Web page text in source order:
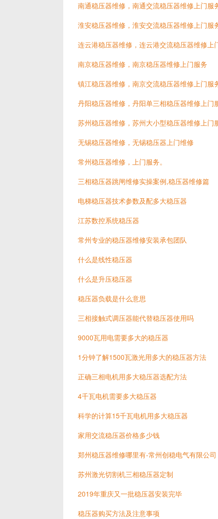
南通稳压器维修，南通交流稳压器维修上门服
淮安稳压器维修，淮安交流稳压器维修上门服
连云港稳压器维修，连云港交流稳压器维修上
南京稳压器维修，南京稳压器维修上门服务
镇江稳压器维修，南京交流稳压器维修上门服
丹阳稳压器维修，丹阳单三相稳压器维修上门
苏州稳压器维修，苏州大小型稳压器维修上门
无锡稳压器维修，无锡稳压器上门维修
常州稳压器维修，上门服务。
三相稳压器跳闸维修实操案例,稳压器维修篇
电梯稳压器技术参数及配多大稳压器
江苏数控系统稳压器
常州专业的稳压器维修安装承包团队
什么是线性稳压器
什么是升压稳压器
稳压器负载是什么意思
三相接触式调压器能代替稳压器使用吗
9000瓦用电需要多大的稳压器
1分钟了解1500瓦激光用多大的稳压器方法
正确三相电机用多大稳压器选配方法
4千瓦电机需要多大稳压器
科学的计算15千瓦电机用多大稳压器
家用交流稳压器价格多少钱
郑州稳压器维修哪里有-常州创稳电气有限公司
苏州激光切割机三相稳压器定制
2019年重庆又一批稳压器安装完毕
稳压器购买方法及注意事项